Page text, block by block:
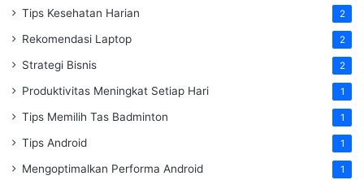
Tips Kesehatan Harian 2
Rekomendasi Laptop 2
Strategi Bisnis 2
Produktivitas Meningkat Setiap Hari 1
Tips Memilih Tas Badminton 1
Tips Android 1
Mengoptimalkan Performa Android 1